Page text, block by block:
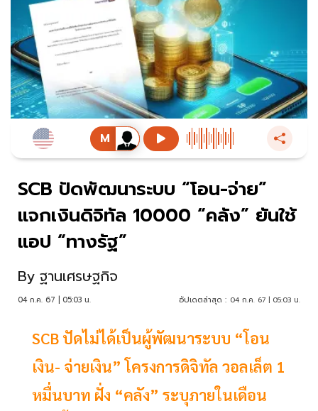
SCB ปัดพัฒนาระบบ “โอน-จ่าย”
แจกเงินดิจิทัล 10000 “คลัง” ยันใช้
แอป “ทางรัฐ”
By ฐานเศรษฐกิจ
04 ก.ค. 67 | 05:03 น. อัปเดตล่าสุด : 04 ก.ค. 67 | 05:03 น.
SCB ปัดไม่ได้เป็นผู้พัฒนาระบบ “โอน
เงิน- จ่ายเงิน” โครงการดิจิทัล วอลเล็ต 1
หมื่นบาท ฝั่ง “คลัง” ระบุภายในเดือน